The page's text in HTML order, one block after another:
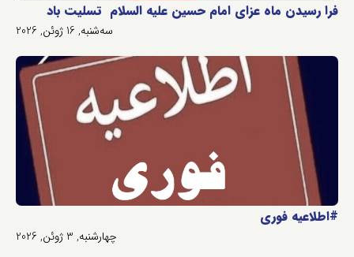
فرا رسیدن ماه عزای امام حسین علیه السلام تسلیت باد
سه‌شنبه, 16 ژوئن, 2026
#اطلاعیه فوری
چهارشنبه, 3 ژوئن, 2026